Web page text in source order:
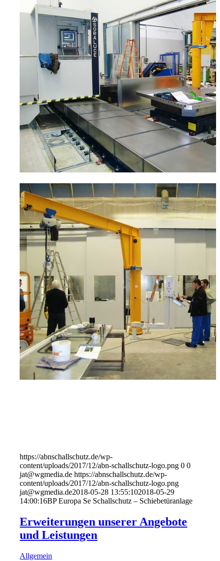
https://abnschallschutz.de/wp-
content/uploads/2017/12/abn-schallschutz-logo.png 0 0
jat@wgmedia.de https://abnschallschutz.de/wp-
content/uploads/2017/12/abn-schallschutz-logo.png
jat@wgmedia.de2018-05-28 13:55:102018-05-29
14:00:16BP Europa Se Schallschutz – Schiebetüranlage
Erweiterungen unserer Angebote
und Leistungen
Allgemein